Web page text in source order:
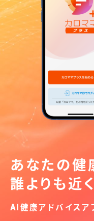
あなたの健
誰よりも近
AI健康アドバイスア